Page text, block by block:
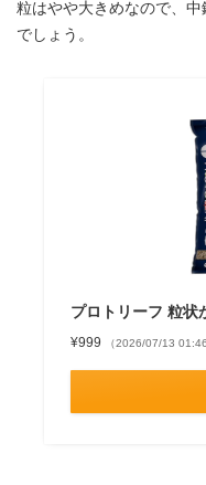
粒はやや大きめなので、
でしょう。
プロトリーフ 粒状
¥999 （2026/07/13